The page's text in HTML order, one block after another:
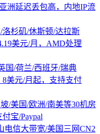
洲延迟丢包高，内地IP流
洛杉矶/休斯顿/达拉斯
美元/月，AMD处理
国/荷兰/西班牙/瑞典
8美元/月起，支持支付
/美国/欧洲/南美等30机房
宝/Paypal
电信大带宽/美国三网CN2